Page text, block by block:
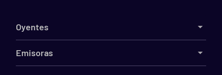
Oyentes
Emisoras